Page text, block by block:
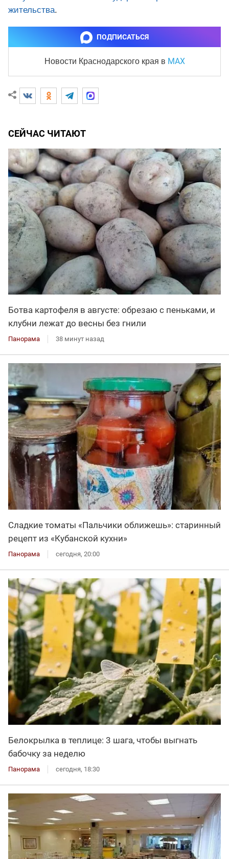
жительства.
ПОДПИСАТЬСЯ
Новости Краснодарского края в MAX
СЕЙЧАС ЧИТАЮТ
Ботва картофеля в августе: обрезаю с пеньками, и
клубни лежат до весны без гнили
Панорама 38 минут назад
Сладкие томаты «Пальчики оближешь»: старинный
рецепт из «Кубанской кухни»
Панорама сегодня, 20:00
Белокрылка в теплице: 3 шага, чтобы выгнать
бабочку за неделю
Панорама сегодня, 18:30